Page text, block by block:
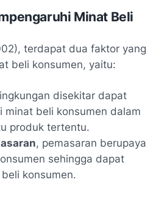
Minat Beli
terdapat dua faktor yang
beli konsumen, yaitu:
disekitar dapat
minat beli konsumen dalam
produk tertentu.
, pemasaran berupaya
sehingga dapat
konsumen.